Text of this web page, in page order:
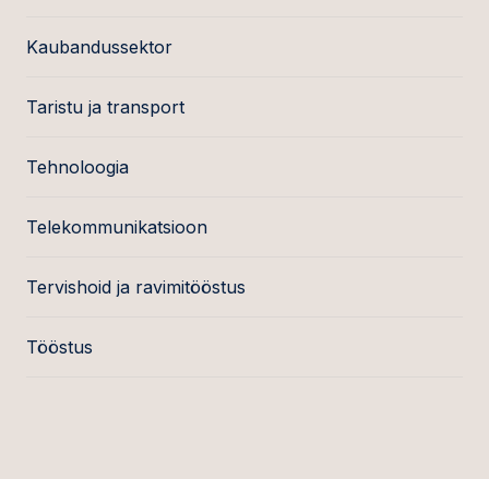
Kaubandussektor
Taristu ja transport
Tehnoloogia
Telekommunikatsioon
Tervishoid ja ravimitööstus
Tööstus